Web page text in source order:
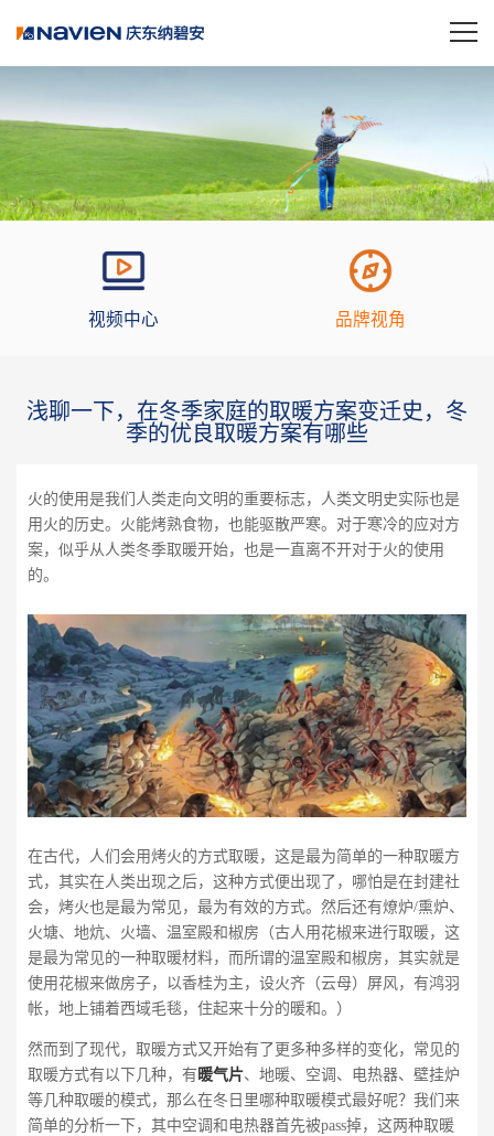
视频中心 品牌视角
浅聊一下，在冬季家庭的取暖方案变迁史，冬
季的优良取暖方案有哪些
火的使用是我们人类走向文明的重要标志，人类文明史实际也是
用火的历史。火能烤熟食物，也能驱散严寒。对于寒冷的应对方
案，似乎从人类冬季取暖开始，也是一直离不开对于火的使用
的。
在古代，人们会用烤火的方式取暖，这是最为简单的一种取暖方
式，其实在人类出现之后，这种方式便出现了，哪怕是在封建社
会，烤火也是最为常见，最为有效的方式。然后还有燎炉/熏炉、
火塘、地炕、火墙、温室殿和椒房（古人用花椒来进行取暖，这
是最为常见的一种取暖材料，而所谓的温室殿和椒房，其实就是
使用花椒来做房子，以香桂为主，设火齐（云母）屏风，有鸿羽
帐，地上铺着西域毛毯，住起来十分的暖和。）
然而到了现代，取暖方式又开始有了更多种多样的变化，常见的
取暖方式有以下几种，有 暖气片、地暖、空调、电热器、壁挂炉
等几种取暖的模式，那么在冬日里哪种取暖模式最好呢？我们来
简单的分析一下，其中空调和电热器首先被pass掉，这两种取暖